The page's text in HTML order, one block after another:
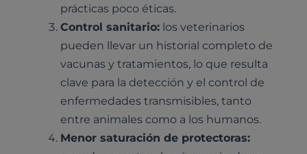
prácticas poco éticas.
Control sanitario: los veterinarios
pueden llevar un historial completo de
vacunas y tratamientos, lo que resulta
clave para la detección y el control de
enfermedades transmisibles, tanto
entre animales como a los humanos.
Menor saturación de protectoras: